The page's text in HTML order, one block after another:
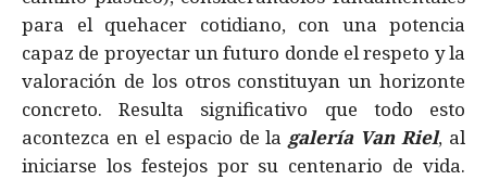
para el quehacer cotidiano, con una potencia
capaz de proyectar un futuro donde el respeto y la
valoración de los otros constituyan un horizonte
concreto. Resulta significativo que todo esto
acontezca en el espacio de la galería Van Riel, al
iniciarse los festejos por su centenario de vida.